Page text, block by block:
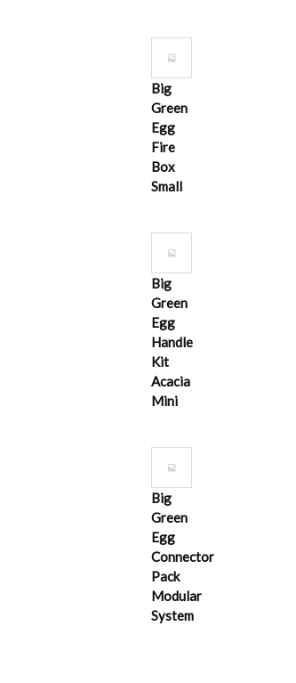
Big
Green
Egg
Fire
Box
Small
Big
Green
Egg
Handle
Kit
Acacia
Mini
Big
Green
Egg
Connector
Pack
Modular
System